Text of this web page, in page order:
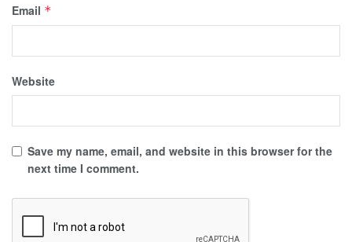
Email *
Website
Save my name, email, and website in this browser for the
next time I comment.